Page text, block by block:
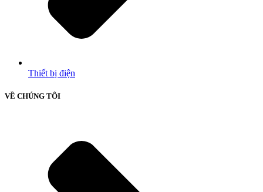
Thiết bị điện
VỀ CHÚNG TÔI